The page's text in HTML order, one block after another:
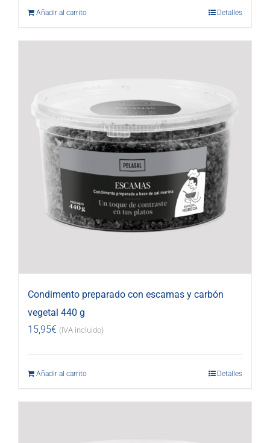
Añadir al carrito Detalles
Condimento preparado con escamas y carbón
vegetal 440 g
15,95€ (IVA incluido)
Añadir al carrito Detalles